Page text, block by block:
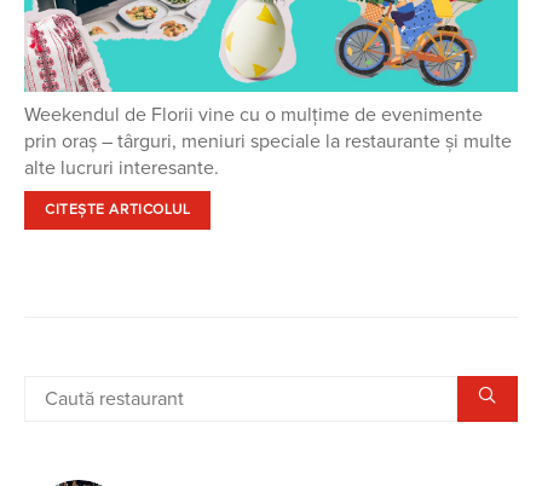
Weekendul de Florii vine cu o mulțime de evenimente
prin oraș – târguri, meniuri speciale la restaurante și multe
alte lucruri interesante.
CITEȘTE ARTICOLUL